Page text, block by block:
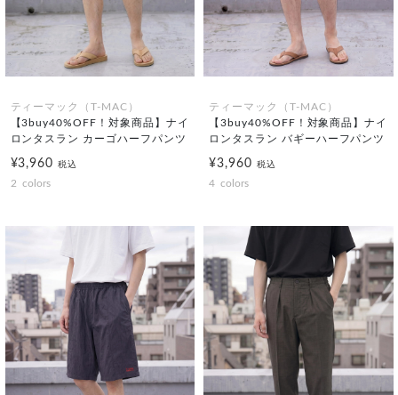
ティーマック（T-MAC）
【3buy40%OFF！対象商品】ナイ
ロンタスラン カーゴハーフパンツ
¥3,960税込
2 colors
ティーマック（T-MAC）
【3buy40%OFF！対象商品】ナイ
ロンタスラン バギーハーフパンツ
¥3,960 税込
4 colors